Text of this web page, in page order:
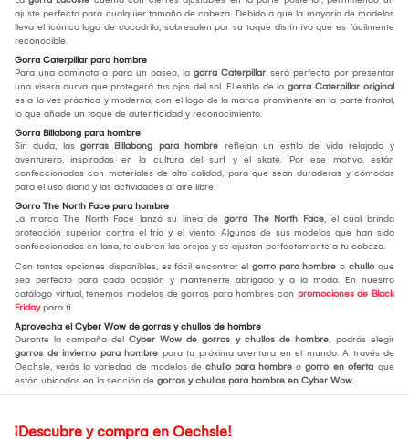
ajuste perfecto para cualquier tamaño de cabeza. Debido a que la mayoría de modelos
lleva el icónico logo de cocodrilo, sobresalen por su toque distintivo que es fácilmente
reconocible.
Gorra Caterpillar para hombre
Para una caminata o para un paseo, la gorra Caterpillar será perfecta por presentar
una visera curva que protegerá tus ojos del sol. El estilo de la gorra Caterpillar original
es a la vez práctica y moderna, con el logo de la marca prominente en la parte frontal,
lo que añade un toque de autenticidad y reconocimiento.
Gorra Billabong para hombre
Sin duda, las gorras Billabong para hombre reflejan un estilo de vida relajado y
aventurero, inspiradas en la cultura del surf y el skate. Por ese motivo, están
confeccionadas con materiales de alta calidad, para que sean duraderas y cómodas
para el uso diario y las actividades al aire libre.
Gorro The North Face para hombre
La marca The North Face lanzó su línea de gorra The North Face, el cual brinda
protección superior contra el frío y el viento. Algunos de sus modelos que han sido
confeccionados en lana, te cubren las orejas y se ajustan perfectamente a tu cabeza.
Con tantas opciones disponibles, es fácil encontrar el gorro para hombre o chullo que
sea perfecto para cada ocasión y mantenerte abrigado y a la moda. En nuestro
catálogo virtual, tenemos modelos de gorras para hombres con promociones de Black
Fridaypara ti.
Aprovecha el Cyber Wow de gorras y chullos de hombre
Durante la campaña del Cyber Wow de gorras y chullos de hombre, podrás elegir
gorros de invierno para hombre para tu próxima aventura en el mundo. A través de
Oechsle, verás la variedad de modelos de chullo para hombre o gorro en oferta que
están ubicados en la sección de gorros y chullos para hombre en Cyber Wow.
¡Descubre y compra en Oechsle!